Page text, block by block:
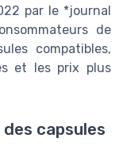
par le *journal
de
compatibles,
et les prix plus
capsules